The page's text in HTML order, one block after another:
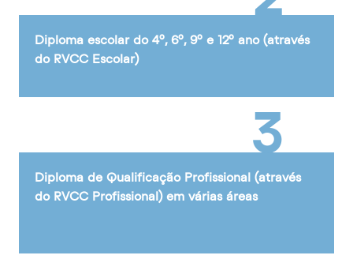
Diploma escolar do 4º, 6º, 9º e 12º ano (através
do RVCC Escolar)
3
Diploma de Qualificação Profissional (através
do RVCC Profissional) em várias áreas